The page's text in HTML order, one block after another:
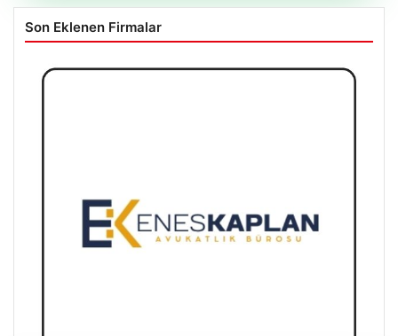
Son Eklenen Firmalar